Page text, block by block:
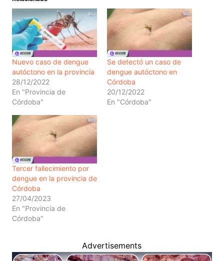
Nuevo caso de dengue
autóctono en la provincia
28/12/2022
En "Provincia de
Córdoba"
Se detectó un caso de
dengue autóctono en
Córdoba
20/12/2022
En "Córdoba"
Tercer fallecimiento por
dengue en la provincia de
Córdoba
27/04/2023
En "Provincia de
Córdoba"
Advertisements